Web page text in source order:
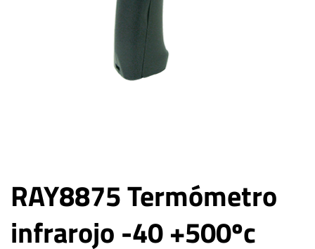
RAY8875 Termómetro
infrarojo -40 +500ºc